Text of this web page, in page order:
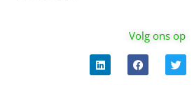
Volg ons op
L
i
n
F
a
c
T
w
i